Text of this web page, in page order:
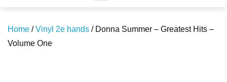
Home /Vinyl 2e hands / Donna Summer – Greatest Hits –
Volume One